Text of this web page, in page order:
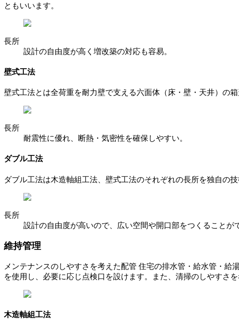
ともいいます。
長所
設計の自由度が高く増改築の対応も容易。
壁式工法
壁式工法とは全荷重を耐力壁で支える六面体（床・壁・天井）の箱
長所
耐震性に優れ、断熱・気密性を確保しやすい。
ダブル工法
ダブル工法は木造軸組工法、壁式工法のそれぞれの長所を独自の技
長所
設計の自由度が高いので、広い空間や開口部をつくることが
維持管理
メンテナンスのしやすさを考えた配管 住宅の排水管・給水管・
を使用し、必要に応じ点検口を設けます。また、清掃のしやすさ
木造軸組工法